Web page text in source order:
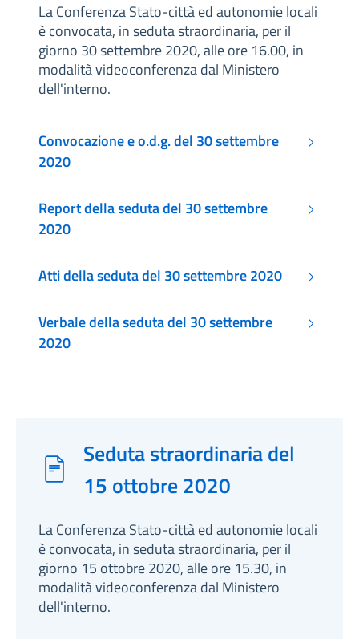
La Conferenza Stato-città ed autonomie locali
è convocata, in seduta straordinaria, per il
giorno 30 settembre 2020, alle ore 16.00, in
modalità videoconferenza dal Ministero
dell'interno.
Convocazione e o.d.g. del 30 settembre
2020
Report della seduta del 30 settembre
2020
Atti della seduta del 30 settembre 2020
Verbale della seduta del 30 settembre
2020
Seduta straordinaria del
15 ottobre 2020
La Conferenza Stato-città ed autonomie locali
è convocata, in seduta straordinaria, per il
giorno 15 ottobre 2020, alle ore 15.30, in
modalità videoconferenza dal Ministero
dell'interno.